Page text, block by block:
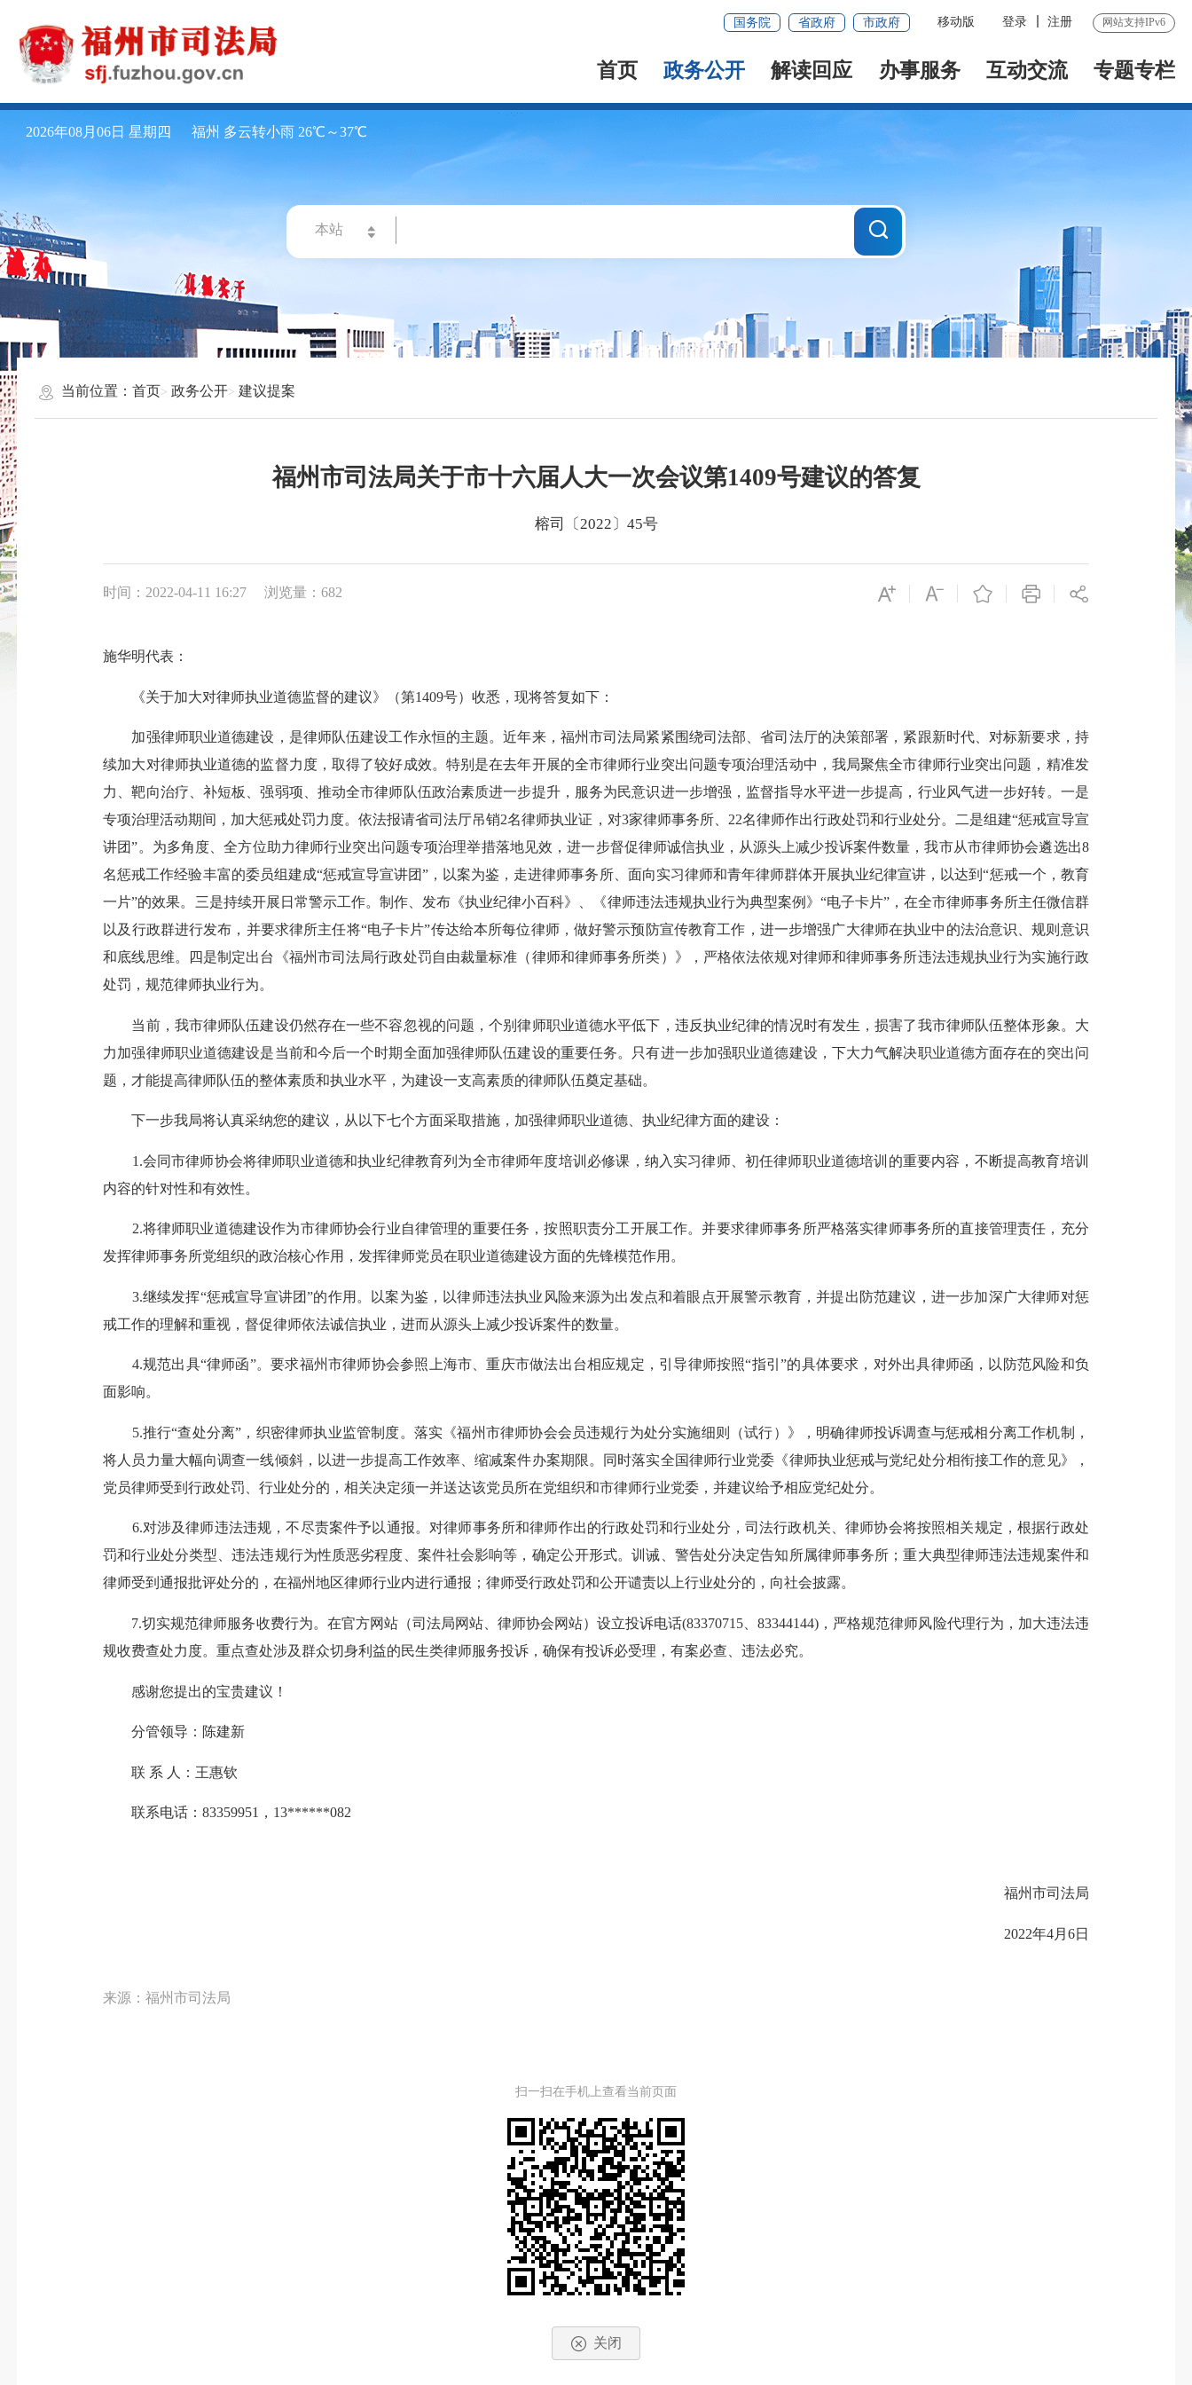
国务院 省政府 市政府 移动版 登录 注册 网站支持IPv6
首页 政务公开 解读回应 办事服务 互动交流 专题专栏
2026年08月06日 星期四 福州 多云转小雨 26℃～37℃
当前位置：首页 政务公开 建议提案
福州市司法局关于市十六届人大一次会议第1409号建议的答复
榕司〔2022〕45号
时间：2022-04-11 16:27 浏览量：682
施华明代表：
《关于加大对律师执业道德监督的建议》（第1409号）收悉，现将答复如下：
加强律师职业道德建设，是律师队伍建设工作永恒的主题。近年来，福州市司法局紧紧围绕司法部、省司法厅的决策部署，紧跟新时代、对标新要求，持
续加大对律师执业道德的监督力度，取得了较好成效。特别是在去年开展的全市律师行业突出问题专项治理活动中，我局聚焦全市律师行业突出问题，精准发
力、靶向治疗、补短板、强弱项、推动全市律师队伍政治素质进一步提升，服务为民意识进一步增强，监督指导水平进一步提高，行业风气进一步好转。一是
专项治理活动期间，加大惩戒处罚力度。依法报请省司法厅吊销2名律师执业证，对3家律师事务所、22名律师作出行政处罚和行业处分。二是组建“惩戒宣导宣
讲团”。为多角度、全方位助力律师行业突出问题专项治理举措落地见效，进一步督促律师诚信执业，从源头上减少投诉案件数量，我市从市律师协会遴选出8
名惩戒工作经验丰富的委员组建成“惩戒宣导宣讲团”，以案为鉴，走进律师事务所、面向实习律师和青年律师群体开展执业纪律宣讲，以达到“惩戒一个，教育
一片”的效果。三是持续开展日常警示工作。制作、发布《执业纪律小百科》、《律师违法违规执业行为典型案例》“电子卡片”，在全市律师事务所主任微信群
以及行政群进行发布，并要求律所主任将“电子卡片”传达给本所每位律师，做好警示预防宣传教育工作，进一步增强广大律师在执业中的法治意识、规则意识
和底线思维。四是制定出台《福州市司法局行政处罚自由裁量标准（律师和律师事务所类）》，严格依法依规对律师和律师事务所违法违规执业行为实施行政
处罚，规范律师执业行为。
当前，我市律师队伍建设仍然存在一些不容忽视的问题，个别律师职业道德水平低下，违反执业纪律的情况时有发生，损害了我市律师队伍整体形象。大
力加强律师职业道德建设是当前和今后一个时期全面加强律师队伍建设的重要任务。只有进一步加强职业道德建设，下大力气解决职业道德方面存在的突出问
题，才能提高律师队伍的整体素质和执业水平，为建设一支高素质的律师队伍奠定基础。
下一步我局将认真采纳您的建议，从以下七个方面采取措施，加强律师职业道德、执业纪律方面的建设：
1.会同市律师协会将律师职业道德和执业纪律教育列为全市律师年度培训必修课，纳入实习律师、初任律师职业道德培训的重要内容，不断提高教育培训
内容的针对性和有效性。
2.将律师职业道德建设作为市律师协会行业自律管理的重要任务，按照职责分工开展工作。并要求律师事务所严格落实律师事务所的直接管理责任，充分
发挥律师事务所党组织的政治核心作用，发挥律师党员在职业道德建设方面的先锋模范作用。
3.继续发挥“惩戒宣导宣讲团”的作用。以案为鉴，以律师违法执业风险来源为出发点和着眼点开展警示教育，并提出防范建议，进一步加深广大律师对惩
戒工作的理解和重视，督促律师依法诚信执业，进而从源头上减少投诉案件的数量。
4.规范出具“律师函”。要求福州市律师协会参照上海市、重庆市做法出台相应规定，引导律师按照“指引”的具体要求，对外出具律师函，以防范风险和负
面影响。
5.推行“查处分离”，织密律师执业监管制度。落实《福州市律师协会会员违规行为处分实施细则（试行）》，明确律师投诉调查与惩戒相分离工作机制，
将人员力量大幅向调查一线倾斜，以进一步提高工作效率、缩减案件办案期限。同时落实全国律师行业党委《律师执业惩戒与党纪处分相衔接工作的意见》，
党员律师受到行政处罚、行业处分的，相关决定须一并送达该党员所在党组织和市律师行业党委，并建议给予相应党纪处分。
6.对涉及律师违法违规，不尽责案件予以通报。对律师事务所和律师作出的行政处罚和行业处分，司法行政机关、律师协会将按照相关规定，根据行政处
罚和行业处分类型、违法违规行为性质恶劣程度、案件社会影响等，确定公开形式。训诫、警告处分决定告知所属律师事务所；重大典型律师违法违规案件和
律师受到通报批评处分的，在福州地区律师行业内进行通报；律师受行政处罚和公开谴责以上行业处分的，向社会披露。
7.切实规范律师服务收费行为。在官方网站（司法局网站、律师协会网站）设立投诉电话(83370715、83344144)，严格规范律师风险代理行为，加大违法违
规收费查处力度。重点查处涉及群众切身利益的民生类律师服务投诉，确保有投诉必受理，有案必查、违法必究。
感谢您提出的宝贵建议！
分管领导：陈建新
联 系 人：王惠钦
联系电话：83359951，13******082
福州市司法局
2022年4月6日
来源：福州市司法局
扫一扫在手机上查看当前页面
关闭